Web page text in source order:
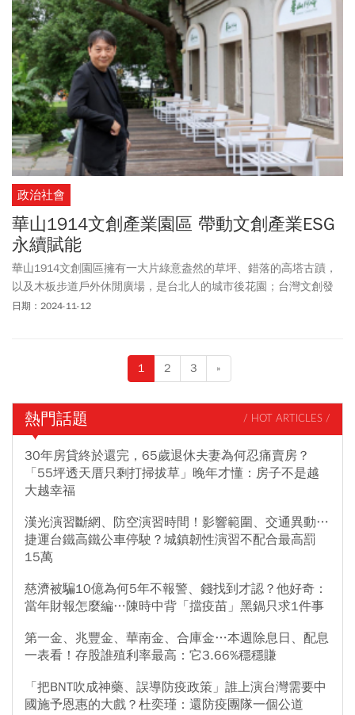
政治社會
華山1914文創產業園區 帶動文創產業ESG
永續賦能
華山1914文創園區擁有一大片綠意盎然的草坪、錯落的高塔古蹟，
以及木板步道戶外休閒廣場，是台北人的城市後花園；台灣文創發
展公司16年的苦心經營，成就豐厚底蘊的園區風采，透過文創園區
日期：2024-11-12
1 2 3 »
熱門話題 / HOT ARTICLES /
30年房貸終於還完，65歲退休夫妻為何忍痛賣房？
「55坪透天厝只剩打掃拔草」晚年才懂：房子不是越
大越幸福
漢光演習斷網、防空演習時間！影響範圍、交通異動…
捷運台鐵高鐵公車停駛？城鎮韌性演習不配合最高罰
15萬
慈濟被騙10億為何5年不報警、錢找到才認？他好奇：
當年財報怎麼編…陳時中背「擋疫苗」黑鍋只求1件事
第一金、兆豐金、華南金、合庫金…本週除息日、配息
一表看！存股誰殖利率最高：它3.66%穩穩賺
「把BNT吹成神藥、誤導防疫政策」誰上演台灣需要中
國施予恩惠的大戲？杜奕瑾：還防疫團隊一個公道